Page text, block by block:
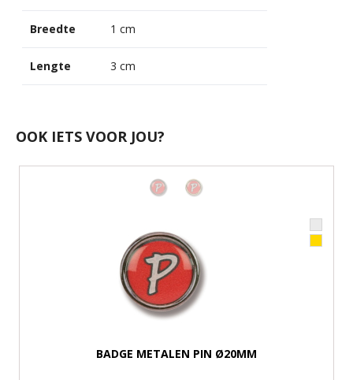
Breedte 1 cm
Lengte 3 cm
OOK IETS VOOR JOU?
BADGE METALEN PIN Ø20MM